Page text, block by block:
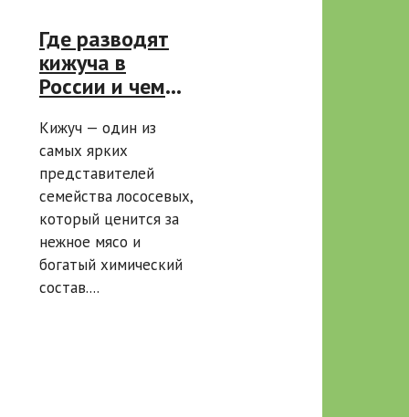
Где разводят
кижуча в
России и чем
полезна для
здоровья: как
выбрать и на
что обратить
внимание
Кижуч — один из
самых ярких
представителей
семейства лососевых,
который ценится за
нежное мясо и
богатый химический
состав....